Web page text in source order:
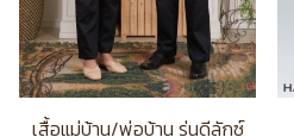
เสื้อแม่บ้าน/พ่อบ้าน รุ่นดีลักซ์